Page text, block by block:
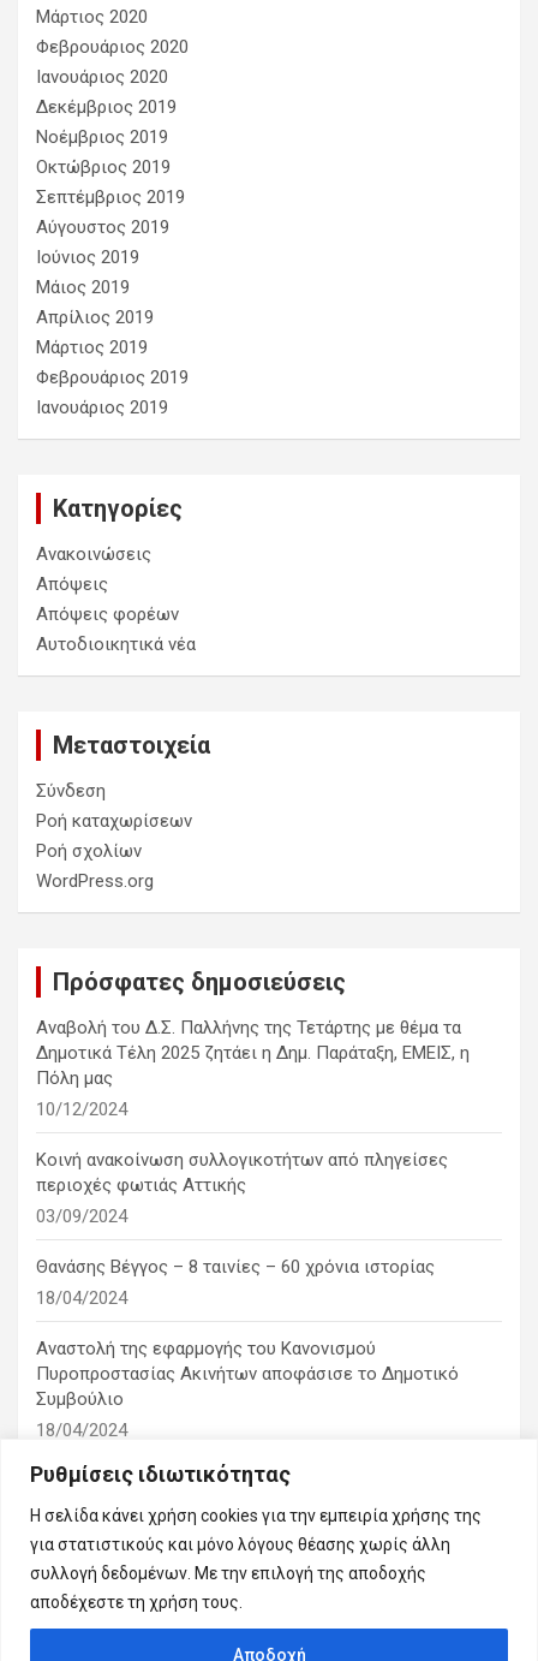
Ρυθμίσεις ιδιωτικότητας
Η σελίδα κάνει χρήση cookies για την εμπειρία χρήσης της
για στατιστικούς και μόνο λόγους θέασης χωρίς άλλη
συλλογή δεδομένων. Με την επιλογή της αποδοχής
αποδέχεστε τη χρήση τους.
Αποδοχή
Μάρτιος 2020
Φεβρουάριος 2020
Ιανουάριος 2020
Δεκέμβριος 2019
Νοέμβριος 2019
Οκτώβριος 2019
Σεπτέμβριος 2019
Αύγουστος 2019
Ιούνιος 2019
Μάιος 2019
Απρίλιος 2019
Μάρτιος 2019
Φεβρουάριος 2019
Ιανουάριος 2019
Kατηγορίες
Ανακοινώσεις
Απόψεις
Απόψεις φορέων
Αυτοδιοικητικά νέα
Μεταστοιχεία
Σύνδεση
Ροή καταχωρίσεων
Ροή σχολίων
WordPress.org
Πρόσφατες δημοσιεύσεις
Αναβολή του Δ.Σ. Παλλήνης της Τετάρτης με θέμα τα
Δημοτικά Τέλη 2025 ζητάει η Δημ. Παράταξη, ΕΜΕΙΣ, η
Πόλη μας
10/12/2024
Κοινή ανακοίνωση συλλογικοτήτων από πληγείσες
περιοχές φωτιάς Αττικής
03/09/2024
Θανάσης Βέγγος – 8 ταινίες – 60 χρόνια ιστορίας
18/04/2024
Αναστολή της εφαρμογής του Κανονισμού
Πυροπροστασίας Ακινήτων αποφάσισε το Δημοτικό
Συμβούλιο
18/04/2024
1η ειδική συνεδρίαση λογοδοσίας του δημοτικού
συμβουλίου
10/03/2024